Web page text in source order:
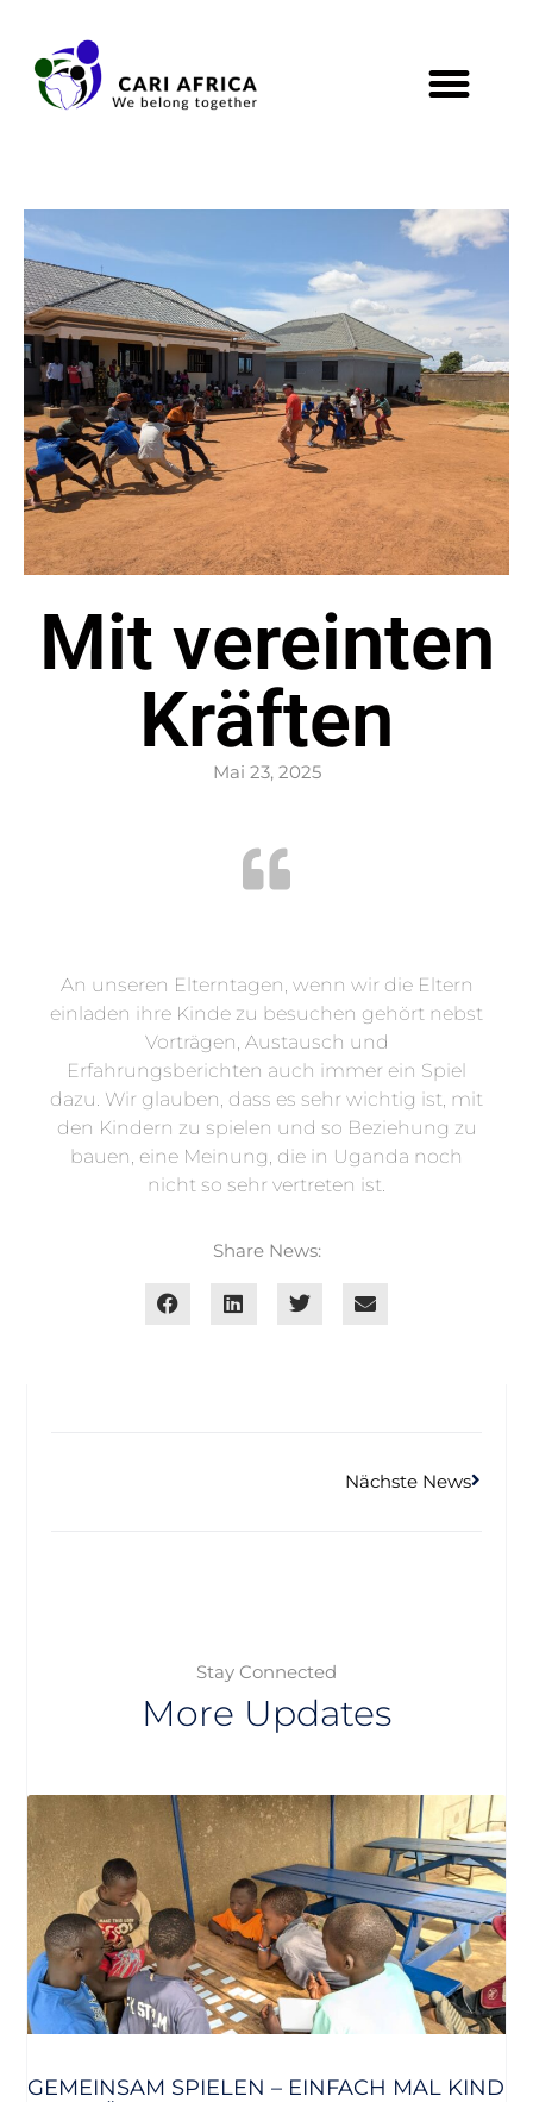
Mit vereinten
Kräften
Mai 23, 2025
An unseren Elterntagen, wenn wir die Eltern
einladen ihre Kinde zu besuchen gehört nebst
Vorträgen, Austausch und
Erfahrungsberichten auch immer ein Spiel
dazu. Wir glauben, dass es sehr wichtig ist, mit
den Kindern zu spielen und so Beziehung zu
bauen, eine Meinung, die in Uganda noch
nicht so sehr vertreten ist.
Share News:
Nächste News
Stay Connected
More Updates
GEMEINSAM SPIELEN – EINFACH MAL KIND